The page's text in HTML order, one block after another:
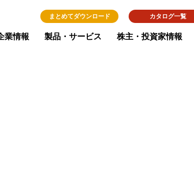
カタログ一覧
まとめてダウンロード
業情報 製品・サービス 株主・投資家情報